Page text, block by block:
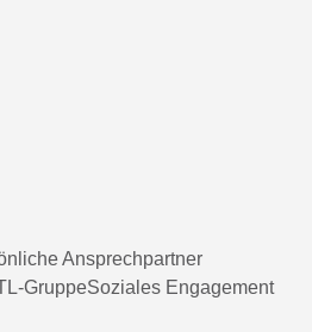
Ansprechpartner
GruppeSoziales Engagement